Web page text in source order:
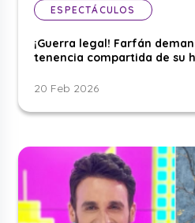
ESPECTÁCULOS
¡Guerra legal! Farfán
tenencia compartida de su
20 Feb 2026